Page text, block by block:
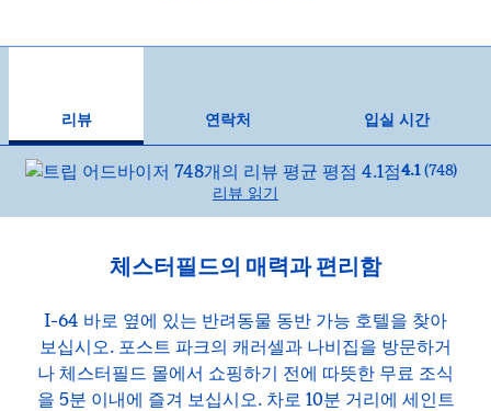
리뷰 연락처
입실 시간
4.1 (748)
리뷰 읽기
체스터필드의 매력과 편리함
I-64 바로 옆에 있는 반려동물 동반 가능 호텔을 찾아
보십시오. 포스트 파크의 캐러셀과 나비집을 방문하거
나 체스터필드 몰에서 쇼핑하기 전에 따뜻한 무료 조식
을 5분 이내에 즐겨 보십시오. 차로 10분 거리에 세인트